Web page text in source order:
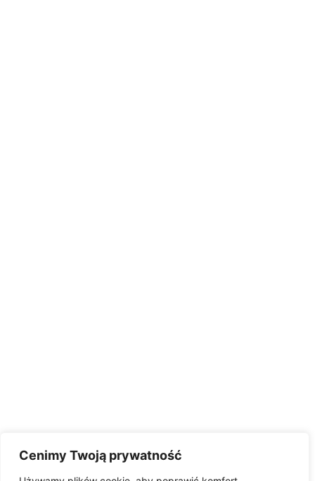
Cenimy Twoją prywatność